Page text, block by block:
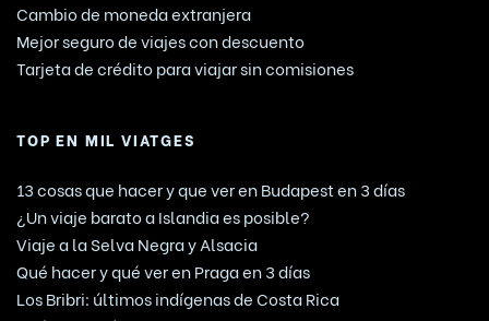
Cambio de moneda extranjera
Mejor seguro de viajes con descuento
Tarjeta de crédito para viajar sin comisiones
TOP EN MIL VIATGES
13 cosas que hacer y que ver en Budapest en 3 días
¿Un viaje barato a Islandia es posible?
Viaje a la Selva Negra y Alsacia
Qué hacer y qué ver en Praga en 3 días
Los Bribri: últimos indígenas de Costa Rica